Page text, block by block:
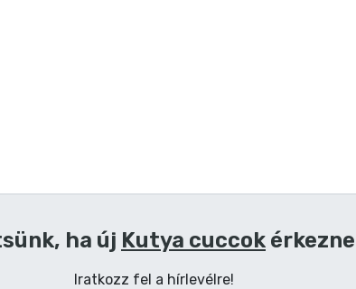
ha új Kutya cuccok
Iratkozz fel a hírlevélre!